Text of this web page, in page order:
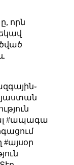
որն
#ապագա
#այսօր